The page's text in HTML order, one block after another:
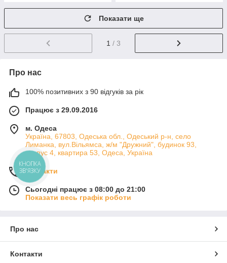
Показати ще
1 / 3
Про нас
100% позитивних з 90 відгуків за рік
Працює з 29.09.2016
м. Одеса
Україна, 67803, Одеська обл., Одеський р-н, село
Лиманка, вул.Вільямса, ж/м "Дружний", будинок 93,
корпус 4, квартира 53, Одеса, Україна
Контакти
Сьогодні працює з 08:00 до 21:00
Показати весь графік роботи
Про нас
Контакти
КНОПКА
ЗВ'ЯЗКУ